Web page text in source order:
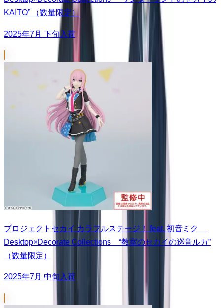
KAITO” （数量限定）
2025年7月 下旬入荷
プロジェクトセカイ カラフルステージ！ feat. 初音ミク
Desktop×Decorate Collections “教室のセカイの巡音ルカ”
（数量限定）
2025年7月 中旬入荷